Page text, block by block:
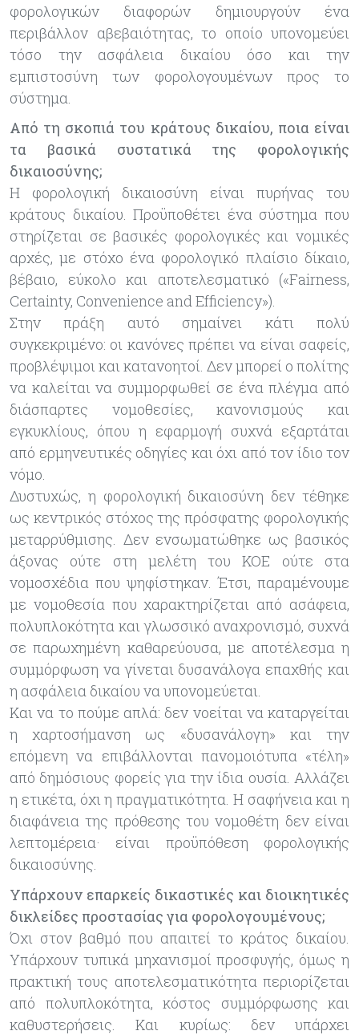
φορολογικών διαφορών δημιουργούν ένα
περιβάλλον αβεβαιότητας, το οποίο υπονομεύει
τόσο την ασφάλεια δικαίου όσο και την
εμπιστοσύνη των φορολογουμένων προς το
σύστημα.
Από τη σκοπιά του κράτους δικαίου, ποια είναι
τα βασικά συστατικά της φορολογικής
δικαιοσύνης;
Η φορολογική δικαιοσύνη είναι πυρήνας του
κράτους δικαίου. Προϋποθέτει ένα σύστημα που
στηρίζεται σε βασικές φορολογικές και νομικές
αρχές, με στόχο ένα φορολογικό πλαίσιο δίκαιο,
βέβαιο, εύκολο και αποτελεσματικό («Fairness,
Certainty, Convenience and Efficiency»).
Στην πράξη αυτό σημαίνει κάτι πολύ
συγκεκριμένο: οι κανόνες πρέπει να είναι σαφείς,
προβλέψιμοι και κατανοητοί. Δεν μπορεί ο πολίτης
να καλείται να συμμορφωθεί σε ένα πλέγμα από
διάσπαρτες νομοθεσίες, κανονισμούς και
εγκυκλίους, όπου η εφαρμογή συχνά εξαρτάται
από ερμηνευτικές οδηγίες και όχι από τον ίδιο τον
νόμο.
Δυστυχώς, η φορολογική δικαιοσύνη δεν τέθηκε
ως κεντρικός στόχος της πρόσφατης φορολογικής
μεταρρύθμισης. Δεν ενσωματώθηκε ως βασικός
άξονας ούτε στη μελέτη του ΚΟΕ ούτε στα
νομοσχέδια που ψηφίστηκαν. Έτσι, παραμένουμε
με νομοθεσία που χαρακτηρίζεται από ασάφεια,
πολυπλοκότητα και γλωσσικό αναχρονισμό, συχνά
σε παρωχημένη καθαρεύουσα, με αποτέλεσμα η
συμμόρφωση να γίνεται δυσανάλογα επαχθής και
η ασφάλεια δικαίου να υπονομεύεται.
Και να το πούμε απλά: δεν νοείται να καταργείται
η χαρτοσήμανση ως «δυσανάλογη» και την
επόμενη να επιβάλλονται πανομοιότυπα «τέλη»
από δημόσιους φορείς για την ίδια ουσία. Αλλάζει
η ετικέτα, όχι η πραγματικότητα. Η σαφήνεια και η
διαφάνεια της πρόθεσης του νομοθέτη δεν είναι
λεπτομέρεια· είναι προϋπόθεση φορολογικής
δικαιοσύνης.
Υπάρχουν επαρκείς δικαστικές και διοικητικές
δικλείδες προστασίας για φορολογουμένους;
Όχι στον βαθμό που απαιτεί το κράτος δικαίου.
Υπάρχουν τυπικά μηχανισμοί προσφυγής, όμως η
πρακτική τους αποτελεσματικότητα περιορίζεται
από πολυπλοκότητα, κόστος συμμόρφωσης και
καθυστερήσεις. Και κυρίως: δεν υπάρχει